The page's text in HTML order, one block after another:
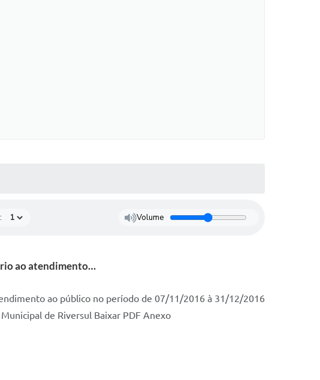
Volume
ao atendimento…
ao público no período de 07/11/2016 à 31/12/2016
de Riversul Baixar PDF Anexo